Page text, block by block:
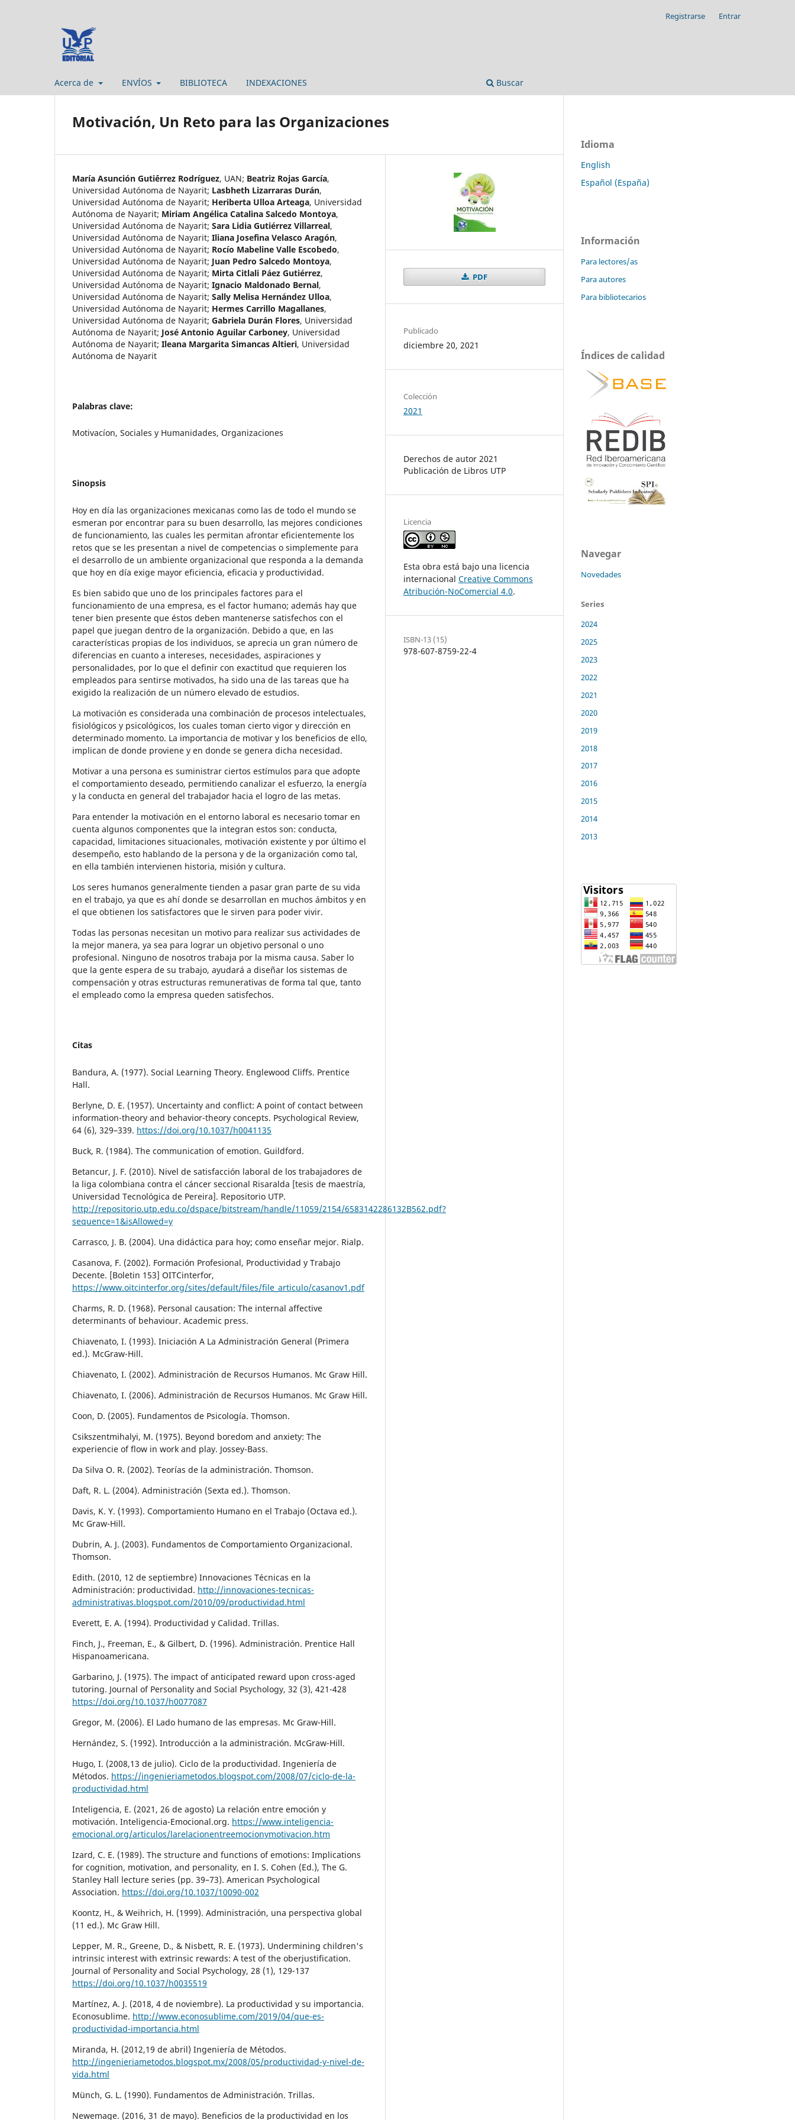
Acerca de ENVÍOS BIBLIOTECA INDEXACIONES Buscar
Registrarse Entrar
Motivación, Un Reto para las Organizaciones
María Asunción Guti´érrez Rodríguez, UAN; Beatriz Rojas García,
Universidad Autónoma de Nayarit; Lasbheth Lizarraras Durán,
Universidad Autónoma de Nayarit; Heriberta Ulloa Arteaga, Universidad
Autónoma de Nayarit; Miriam Angélica Catalina Salcedo Montoya,
Universidad Autónoma de Nayarit; Sara Lidia Gutiérrez Villarreal,
Universidad Autónoma de Nayarit; Iliana Josefina Velasco Aragón,
Universidad Autónoma de Nayarit; Rocío Mabeline Valle Escobedo,
Universidad Autónoma de Nayarit; Juan Pedro Salcedo Montoya,
Universidad Autónoma de Nayarit; Mirta Citlali Páez Gutiérrez,
Universidad Autónoma de Nayarit; Ignacio Maldonado Bernal,
Universidad Autónoma de Nayarit; Sally Melisa Hernández Ulloa,
Universidad Autónoma de Nayarit; Hermes Carrillo Magallanes,
Universidad Autónoma de Nayarit; Gabriela Durán Flores, Universidad
Autónoma de Nayarit; José Antonio Aguilar Carboney, Universidad
Autónoma de Nayarit; Ileana Margarita Simancas Altieri, Universidad
Autónoma de Nayarit
Palabras clave:
Motivacíon, Sociales y Humanidades, Organizaciones
Sinopsis
Hoy en día las organizaciones mexicanas como las de todo el mundo se
esmeran por encontrar para su buen desarrollo, las mejores condiciones
de funcionamiento, las cuales les permitan afrontar eficientemente los
retos que se les presentan a nivel de competencias o simplemente para
el desarrollo de un ambiente organizacional que responda a la demanda
que hoy en día exige mayor eficiencia, eficacia y productividad.
Es bien sabido que uno de los principales factores para el
funcionamiento de una empresa, es el factor humano; además hay que
tener bien presente que éstos deben mantenerse satisfechos con el
papel que juegan dentro de la organización. Debido a que, en las
características propias de los individuos, se aprecia un gran número de
diferencias en cuanto a intereses, necesidades, aspiraciones y
personalidades, por lo que el definir con exactitud que requieren los
empleados para sentirse motivados, ha sido una de las tareas que ha
exigido la realización de un número elevado de estudios.
La motivación es considerada una combinación de procesos intelectuales,
fisiológicos y psicológicos, los cuales toman cierto vigor y dirección en
determinado momento. La importancia de motivar y los beneficios de ello,
implican de donde proviene y en donde se genera dicha necesidad.
Motivar a una persona es suministrar ciertos estímulos para que adopte
el comportamiento deseado, permitiendo canalizar el esfuerzo, la energía
y la conducta en general del trabajador hacia el logro de las metas.
Para entender la motivación en el entorno laboral es necesario tomar en
cuenta algunos componentes que la integran estos son: conducta,
capacidad, limitaciones situacionales, motivación existente y por último el
desempeño, esto hablando de la persona y de la organización como tal,
en ella también intervienen historia, misión y cultura.
Los seres humanos generalmente tienden a pasar gran parte de su vida
en el trabajo, ya que es ahí donde se desarrollan en muchos ámbitos y en
el que obtienen los satisfactores que le sirven para poder vivir.
Todas las personas necesitan un motivo para realizar sus actividades de
la mejor manera, ya sea para lograr un objetivo personal o uno
profesional. Ninguno de nosotros trabaja por la misma causa. Saber lo
que la gente espera de su trabajo, ayudará a diseñar los sistemas de
compensación y otras estructuras remunerativas de forma tal que, tanto
el empleado como la empresa queden satisfechos.
Citas
Bandura, A. (1977). Social Learning Theory. Englewood Cliffs. Prentice
Hall.
Berlyne, D. E. (1957). Uncertainty and conflict: A point of contact between
information-theory and behavior-theory concepts. Psychological Review,
64 (6), 329–339. https://doi.org/10.1037/h0041135
Buck, R. (1984). The communication of emotion. Guildford.
Betancur, J. F. (2010). Nivel de satisfacción laboral de los trabajadores de
la liga colombiana contra el cáncer seccional Risaralda [tesis de maestría,
Universidad Tecnológica de Pereira]. Repositorio UTP.
http://repositorio.utp.edu.co/dspace/bitstream/handle/11059/2154/6583142286132B562.pdf?
sequence=1&isAllowed=y
Carrasco, J. B. (2004). Una didáctica para hoy; como enseñar mejor. Rialp.
Casanova, F. (2002). Formación Profesional, Productividad y Trabajo
Decente. [Boletin 153] OITCinterfor,
https://www.oitcinterfor.org/sites/default/files/file_articulo/casanov1.pdf
Charms, R. D. (1968). Personal causation: The internal affective
determinants of behaviour. Academic press.
Chiavenato, I. (1993). Iniciación A La Administración General (Primera
ed.). McGraw-Hill.
Chiavenato, I. (2002). Administración de Recursos Humanos. Mc Graw Hill.
Chiavenato, I. (2006). Administración de Recursos Humanos. Mc Graw Hill.
Coon, D. (2005). Fundamentos de Psicología. Thomson.
Csikszentmihalyi, M. (1975). Beyond boredom and anxiety: The
experiencie of flow in work and play. Jossey-Bass.
Da Silva O. R. (2002). Teorías de la administración. Thomson.
Daft, R. L. (2004). Administración (Sexta ed.). Thomson.
Davis, K. Y. (1993). Comportamiento Humano en el Trabajo (Octava ed.).
Mc Graw-Hill.
Dubrin, A. J. (2003). Fundamentos de Comportamiento Organizacional.
Thomson.
Edith. (2010, 12 de septiembre) Innovaciones Técnicas en la
Administración: productividad. http://innovaciones-tecnicas-
administrativas.blogspot.com/2010/09/productividad.html
Everett, E. A. (1994). Productividad y Calidad. Trillas.
Finch, J., Freeman, E., & Gilbert, D. (1996). Administración. Prentice Hall
Hispanoamericana.
Garbarino, J. (1975). The impact of anticipated reward upon cross-aged
tutoring. Journal of Personality and Social Psychology, 32 (3), 421-428
https://doi.org/10.1037/h0077087
Gregor, M. (2006). El Lado humano de las empresas. Mc Graw-Hill.
Hernández, S. (1992). Introducción a la administración. McGraw-Hill.
Hugo, I. (2008,13 de julio). Ciclo de la productividad. Ingeniería de
Métodos. https://ingenieriametodos.blogspot.com/2008/07/ciclo-de-la-
productividad.html
Inteligencia, E. (2021, 26 de agosto) La relación entre emoción y
motivación. Inteligencia-Emocional.org. https://www.inteligencia-
emocional.org/articulos/larelacionentreemocionymotivacion.htm
Izard, C. E. (1989). The structure and functions of emotions: Implications
for cognition, motivation, and personality, en I. S. Cohen (Ed.), The G.
Stanley Hall lecture series (pp. 39–73). American Psychological
Association. https://doi.org/10.1037/10090-002
Koontz, H., & Weihrich, H. (1999). Administración, una perspectiva global
(11 ed.). Mc Graw Hill.
Lepper, M. R., Greene, D., & Nisbett, R. E. (1973). Undermining children's
intrinsic interest with extrinsic rewards: A test of the oberjustification.
Journal of Personality and Social Psychology, 28 (1), 129-137
https://doi.org/10.1037/h0035519
Martínez, A. J. (2018, 4 de noviembre). La productividad y su importancia.
Econosublime. http://www.econosublime.com/2019/04/que-es-
productividad-importancia.html
Miranda, H. (2012,19 de abril) Ingeniería de Métodos.
http://ingenieriametodos.blogspot.mx/2008/05/productividad-y-nivel-de-
vida.html
Münch, G. L. (1990). Fundamentos de Administración. Trillas.
Newemage. (2016, 31 de mayo). Beneficios de la productividad en los
PDF
Publicado
diciembre 20, 2021
Colección
2021
Derechos de autor 2021
Publicación de Libros UTP
Licencia
Esta obra está bajo una licencia
internacional Creative Commons
Atribución-NoComercial 4.0.
ISBN-13 (15)
978-607-8759-22-4
Idioma
English
Español (España)
Información
Para lectores/as
Para autores
Para bibliotecarios
Índices de calidad
Navegar
Novedades
Series
2024
2025
2023
2022
2021
2020
2019
2018
2017
2016
2015
2014
2013